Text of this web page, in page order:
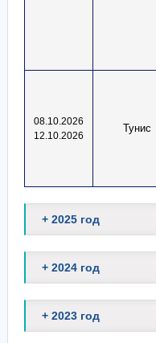
08.10.2026
12.10.2026
Тунис
+ 2025 год
+ 2024 год
+ 2023 год